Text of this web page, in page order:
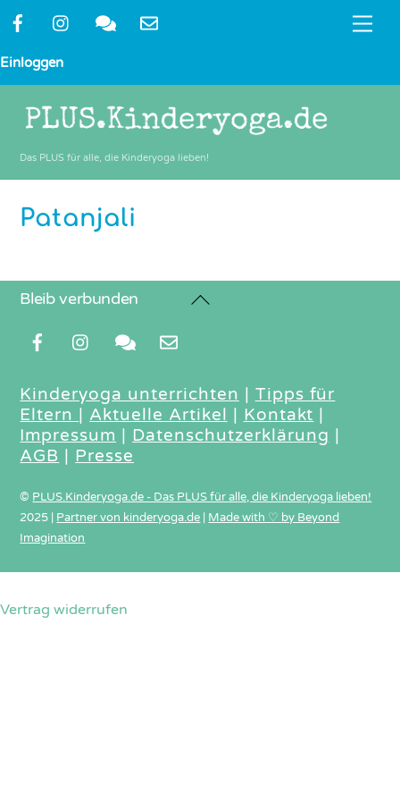
Skip
content
Einloggen
Das PLUS für alle, die Kinderyoga lieben!
Patanjali
Back
Bleib verbunden
Kinderyoga unterrichten | Tipps für
Eltern | Aktuelle Artikel | Kontakt |
Impressum | Datenschutzerklärung |
AGB | Presse
© PLUS.Kinderyoga.de - Das PLUS für alle, die Kinderyoga lieben!
2025
Partner von kinderyoga.de
Made with ♡ by Beyond
Imagination
Vertrag widerrufen